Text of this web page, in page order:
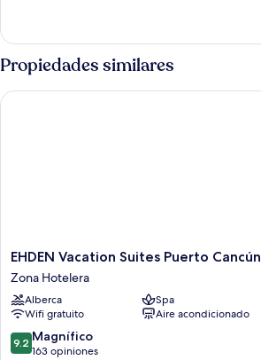
cuádruple
económica
Propiedades similares
EHDEN
Vacation
Suites
Puerto
Cancún
Zona
Hotelera
EHDEN Vacation Suites Puerto Cancún
Zona Hotelera
Alberca
Spa
Wifi gratuito
Aire acondicionado
9.2
de
9.2 Magnífico
163 opiniones
EHDEN Vacation Suites Puerto Cancún